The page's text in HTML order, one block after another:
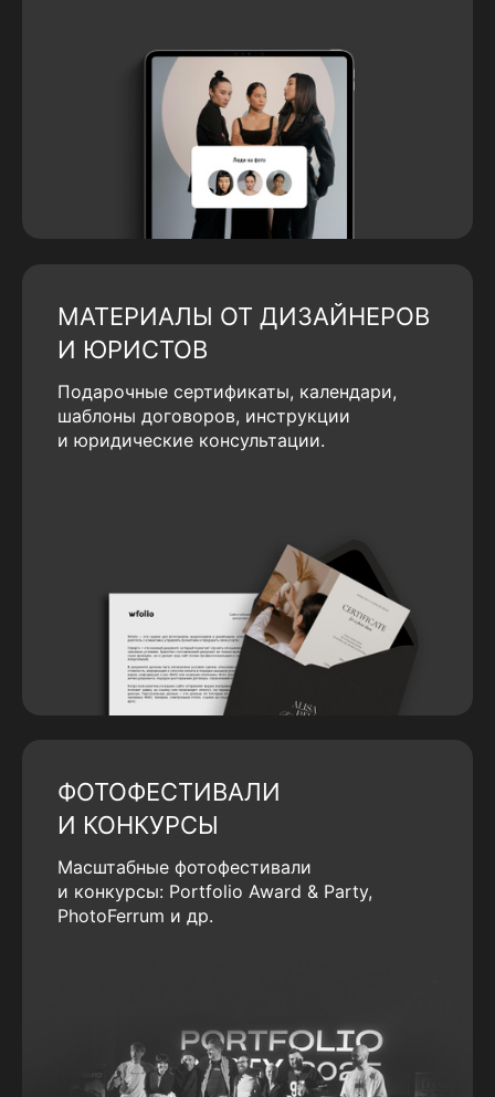
МАТЕРИАЛЫ ОТ ДИЗАЙНЕРОВ
И ЮРИСТОВ
Подарочные сертификаты, календари,
шаблоны договоров, инструкции
и юридические консультации.
ФОТОФЕСТИВАЛИ
И КОНКУРСЫ
Масштабные фотофестивали
и конкурсы: Portfolio Award & Party,
PhotoFerrum и др.